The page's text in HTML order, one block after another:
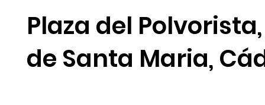
Plaza del Polvorista,
de Santa Maria,